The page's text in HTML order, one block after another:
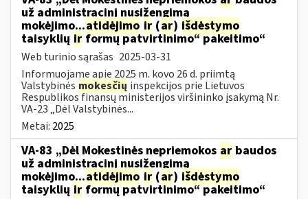
už administracinį nusižengimą
mokėjimo...atidėjimo ir (ar) išdėstymo
taisyklių ir formų patvirtinimo“ pakeitimo“
Web turinio sąrašas 2025-03-31
Informuojame apie 2025 m. kovo 26 d. priimtą
Valstybinės mokesčių inspekcijos prie Lietuvos
Respublikos finansų ministerijos viršininko įsakymą Nr.
VA-23 „Dėl Valstybinės...
Metai: 2025
VA-83 „Dėl Mokestinės nepriemokos ar baudos
už administracinį nusižengimą
mokėjimo...atidėjimo ir (ar) išdėstymo
taisyklių ir formų patvirtinimo“ pakeitimo“